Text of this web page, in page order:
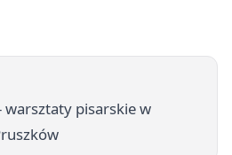
warsztaty pisarskie w